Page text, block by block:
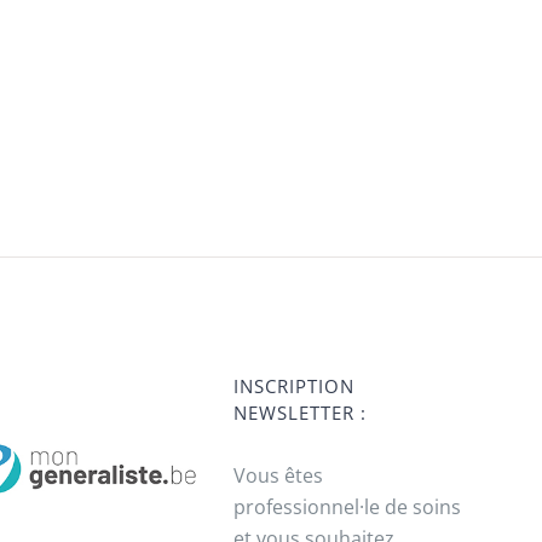
INSCRIPTION
NEWSLETTER :
Vous êtes
professionnel·le de soins